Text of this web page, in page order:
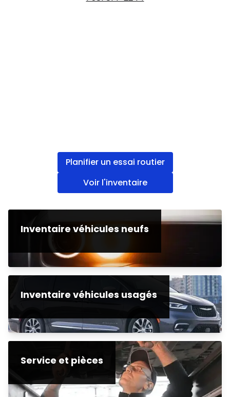
Planifier un essai routier
Voir l'inventaire
Inventaire véhicules neufs
Inventaire véhicules usagés
Service et pièces